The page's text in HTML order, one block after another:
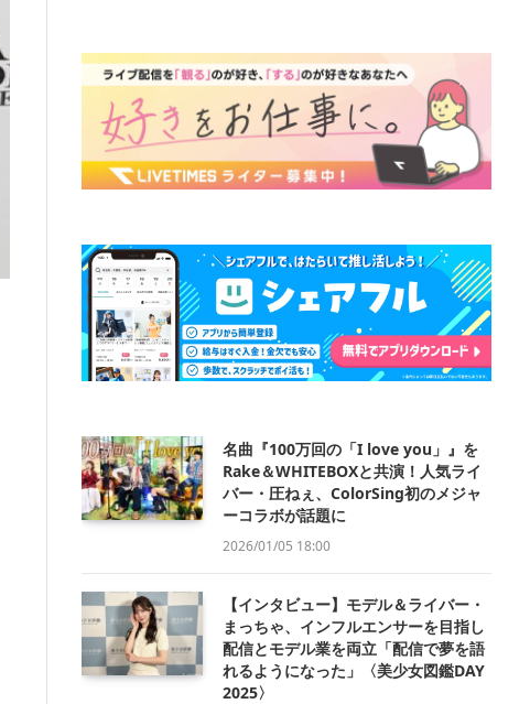
名曲『100万回の「I love you」』を
Rake＆WHITEBOXと共演！人気ライ
バー・圧ねぇ、ColorSing初のメジャ
ーコラボが話題に
2026/01/05 18:00
【インタビュー】モデル＆ライバー・
まっちゃ、インフルエンサーを目指し
配信とモデル業を両立「配信で夢を語
れるようになった」〈美少女図鑑DAY
2025〉